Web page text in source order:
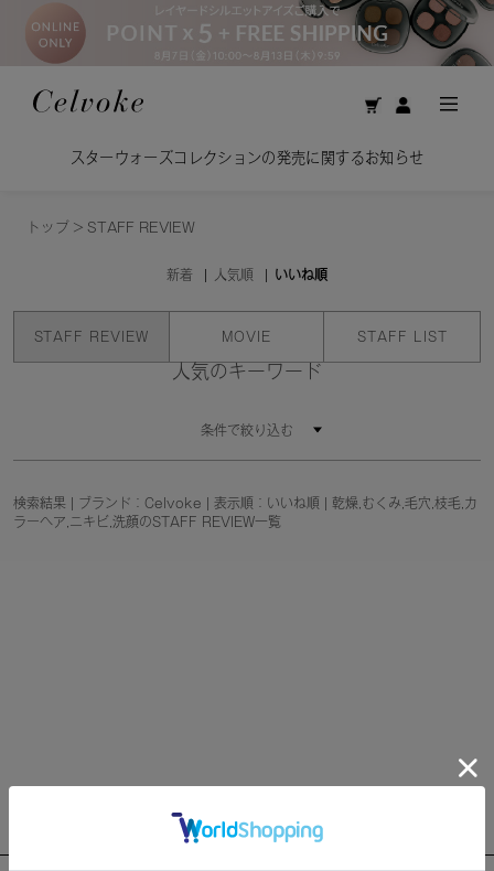
スターウォーズコレクションの発売に関するお知らせ
トップ > STAFF REVIEW
新着 人気順 いいね順
STAFF REVIEW MOVIE STAFF LIST
人気のキーワード
条件で絞り込む
検索結果 | ブランド：Celvoke | 表示順：いいね順 | 乾燥,むくみ,毛穴,枝毛,カ
ラーヘア,ニキビ,洗顔のSTAFF REVIEW一覧